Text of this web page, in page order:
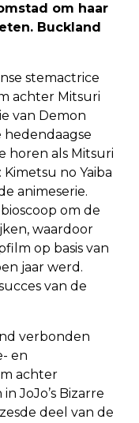
om haar
Buckland
stemactrice
achter Mitsuri
van Demon
hedendaagse
horen als Mitsuri
no Yaiba
animeserie.
om de
waardoor
op basis van
jaar werd.
van de
verbonden
en
achter
JoJo’s Bizarre
deel van de